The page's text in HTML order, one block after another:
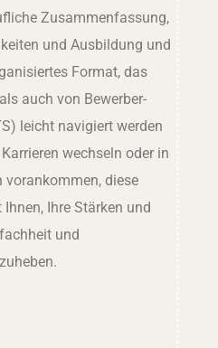
Zusammenfassung,
und Ausbildung und
Format, das
auch von Bewerber-
leicht navigiert werden
wechseln oder in
vorankommen, diese
Ihre Stärken und
und